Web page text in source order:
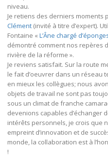
niveau.
Je retiens des derniers moments
Clément (invité à titre d’expert).
Fontaine « L’Âne chargé
démontré comment nos repères
rivière de la réforme ».
Je reviens satisfait. Sur la route
le fait d’oeuvrer dans un réseau
en mieux les collègues; nous
objets de travail ne sont pas
sous un climat de franche
devenions capables d’échanger
intérêts personnels, je crois que
empreint d’innovation et de
monde, la collaboration est à
!